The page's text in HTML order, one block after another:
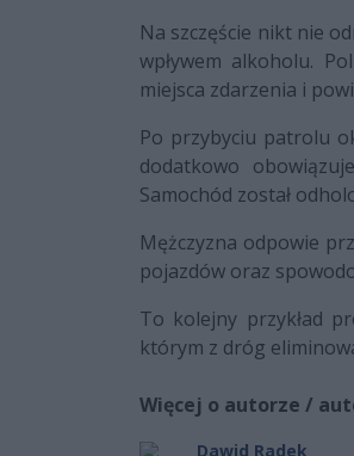
Na szczęście nikt nie
wpływem alkoholu.
miejsca zdarzenia i
Po przybyciu patrolu
dodatkowo
Samochód został
Mężczyzna odpowie
pojazdów oraz
To kolejny przykład
którym z dróg
Więcej o autorze /
Dawid Radek